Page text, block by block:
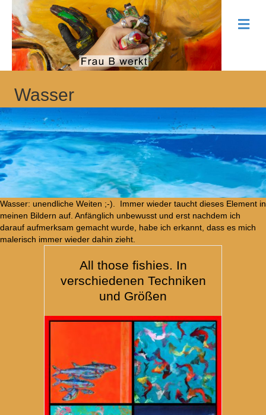
Wasser
Wasser: unendliche Weiten ;-). Immer wieder taucht dieses Element in
meinen Bildern auf. Anfänglich unbewusst und erst nachdem ich
darauf aufmerksam gemacht wurde, habe ich erkannt, dass es mich
malerisch immer wieder dahin zieht.
All those fishies. In
verschiedenen Techniken
und Größen